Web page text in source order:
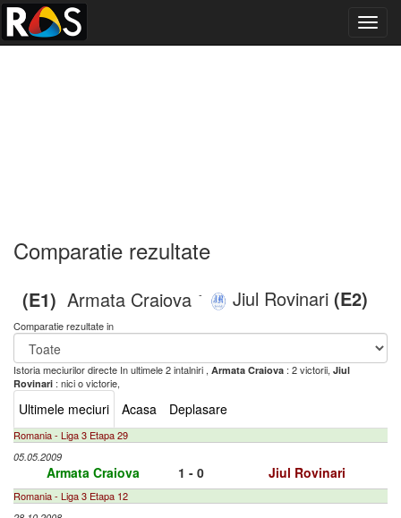
Comparatie rezultate
(E1) Armata Craiova - Jiul Rovinari (E2)
Comparatie rezultate in
Istoria meciurilor directe In ultimele 2 intalniri , Armata Craiova : 2 victorii, Jiul
Rovinari : nici o victorie,
Ultimele meciuri Acasa Deplasare
Romania - Liga 3 Etapa 29
05.05.2009
Armata Craiova 1 - 0 Jiul Rovinari
Romania - Liga 3 Etapa 12